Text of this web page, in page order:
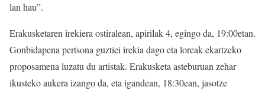
lan hau”.
Erakusketaren irekiera ostiralean, apirilak 4, egingo da, 19:00etan.
Gonbidapena pertsona guztiei irekia dago eta loreak ekartzeko
proposamena luzatu du artistak. Erakusketa asteburuan zehar
ikusteko aukera izango da, eta igandean, 18:30ean, jasotze